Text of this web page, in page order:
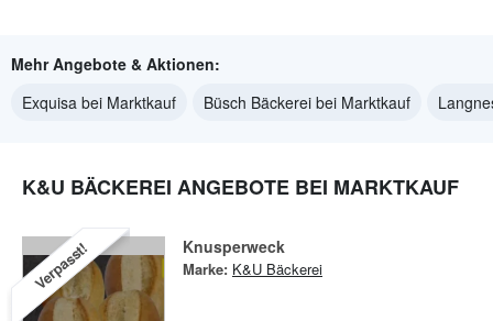
Mehr Angebote & Aktionen:
Exquisa bei Marktkauf
Büsch Bäckerei bei Marktkauf
K&U BÄCKEREI ANGEBOTE BEI MARKTKAUF
Verpasst! Knusperweck
Marke: K&U Bäckerei